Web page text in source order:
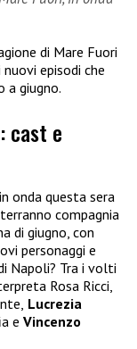
di Mare Fuori
episodi che
a giugno.
cast e
onda questa sera
compagnia
di giugno, con
personaggi e
Napoli? Tra i volti
Rosa Ricci,
Lucrezia
e Vincenzo